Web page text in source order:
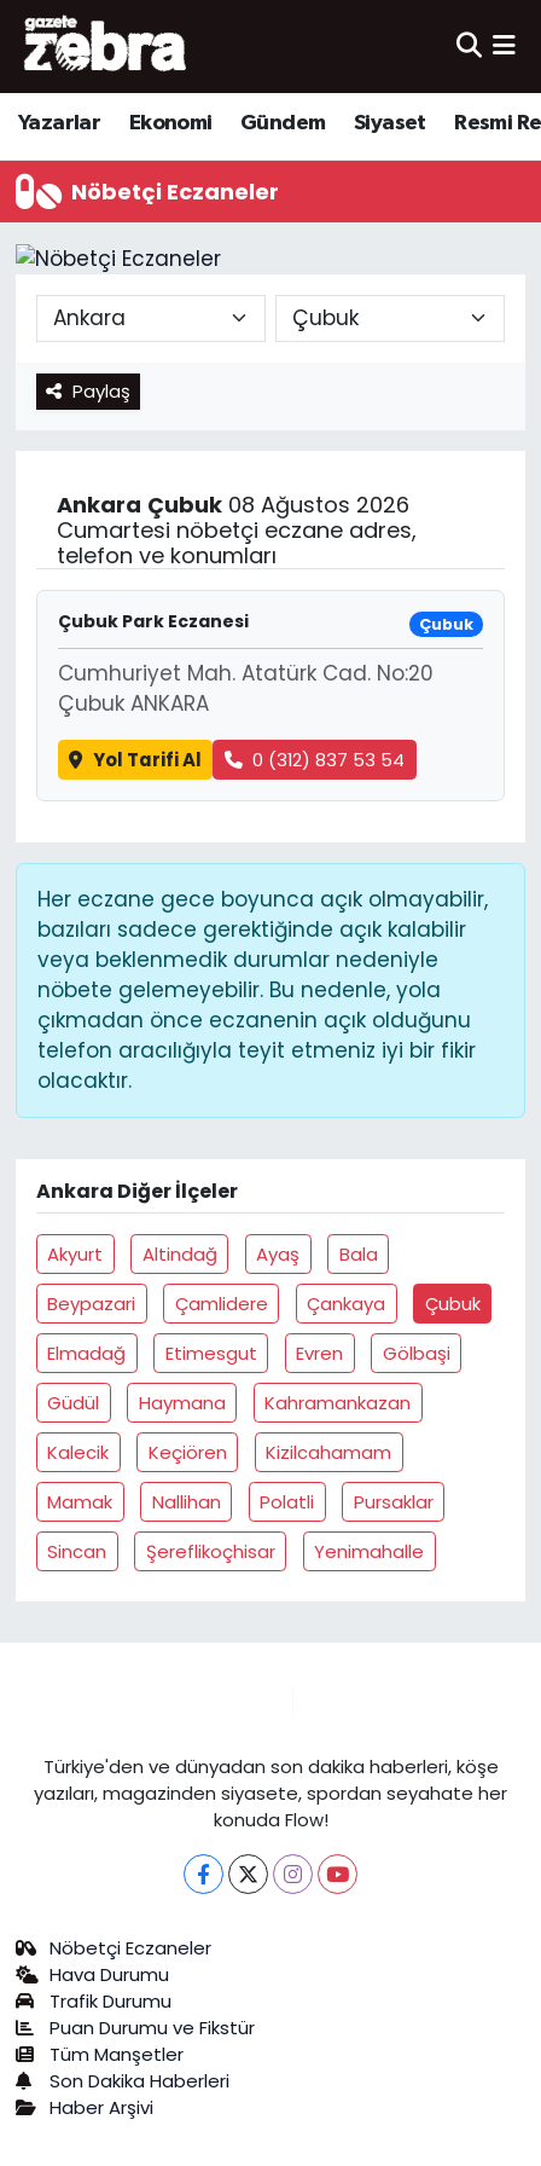
Yazarlar Ekonomi Gündem Siyaset Resmi
Nöbetçi Eczaneler
Paylaş
Ankara Çubuk08 Ağustos 2026
Cumartesi nöbetçi eczane adres,
telefon ve konumları
Çubuk Park Eczanesi Çubuk
Cumhuriyet Mah. Atatürk Cad. No:20
Çubuk ANKARA
Yol Tarifi Al 0 (312) 837 53 54
Her eczane gece boyunca açık olmayabilir,
bazıları sadece gerektiğinde açık kalabilir
veya beklenmedik durumlar nedeniyle
nöbete gelemeyebilir. Bu nedenle, yola
çıkmadan önce eczanenin açık olduğunu
telefon aracılığıyla teyit etmeniz iyi bir fikir
olacaktır.
Ankara Diğer İlçeler
Akyurt Altindağ Ayaş
Bala
Beypazari
Çamlidere Çankaya
Çubuk
Elmadağ
Etimesgut Evren
Gölbaşi
Güdül
Haymana
Kahramankazan
Kalecik
Keçiören
Kizilcahamam
Mamak
Nallihan Polatli
Pursaklar
Sincan
Şereflikoçhisar Yenimahalle
Türkiye'den ve dünyadan son dakika haberleri, köşe
yazıları, magazinden siyasete, spordan seyahate her
konuda Flow!
Nöbetçi Eczaneler
Hava Durumu
Trafik Durumu
Puan Durumu ve Fikstür
Tüm Manşetler
Son Dakika Haberleri
Haber Arşivi
Yazarlar
Ekonomi
Kültür-Sanat
Yerel
Spor
Nöbetçi Eczaneler
Hava Durumu
Trafik Durumu
Süper Lig Puan Durumu ve Fikstür
Tüm Manşetler
Son Dakika Haberleri